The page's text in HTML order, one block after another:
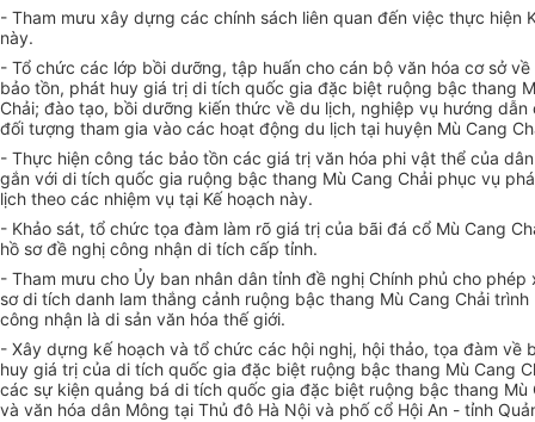
- Tham mưu xây dựng các chính sách liên quan đến việc thực hiện
này.
- Tổ chức các lớp bồi dưỡng, tập huấn cho cán bộ văn hóa cơ sở
bảo tồn, phát huy giá trị di tích quốc gia đặc biệt ruộng bậc thang
Chải; đào tạo, bồi dưỡng kiến thức về du lịch, nghiệp vụ hướng dẫn
đối tượng tham gia vào các hoạt động du lịch tại huyện Mù Cang
- Thực hiện công tác bảo tồn các giá trị văn hóa phi vật thể của
gắn với di tích quốc gia ruộng bậc thang Mù Cang Chải phục vụ
lịch theo các nhiệm vụ tại Kế hoạch này.
- Khảo sát, tổ chức tọa đàm làm rõ giá trị của bãi đá cổ Mù Cang
hồ sơ đề nghị công nhận di tích cấp tỉnh.
- Tham mưu cho Ủy ban nhân dân tỉnh đề nghị Chính phủ cho phép
sơ di tích danh lam thắng cảnh ruộng bậc thang Mù Cang Chải trình
công nhận là di sản văn hóa thế giới.
- Xây dựng kế hoạch và tổ chức các hội nghị, hội thảo, tọa đàm về
huy giá trị của di tích quốc gia đặc biệt ruộng bậc thang Mù Cang
các sự kiện quảng bá di tích quốc gia đặc biệt ruộng bậc thang Mù
và văn hóa dân Mông tại Thủ đô Hà Nội và phố cổ Hội An - tỉnh